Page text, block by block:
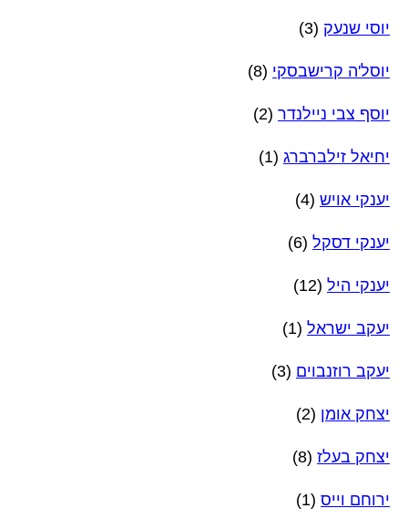
יוסי שנעק (3)
יוסל'ה קרישבסקי (8)
יוסף צבי ניילנדר (2)
יחיאל זילברברג (1)
יענקי אויש (4)
יענקי דסקל (6)
יענקי היל (12)
יעקב ישראל (1)
יעקב רוזנבוים (3)
יצחק אומן (2)
יצחק בעלז (8)
ירוחם וייס (1)